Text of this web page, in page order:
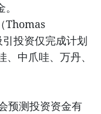
Thomas
投资仅完成计划
中爪哇、万丹、
预测投资资金有